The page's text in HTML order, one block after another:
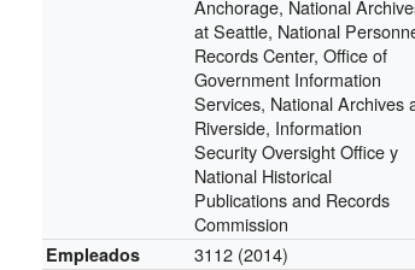
Anchorage, National
at Seattle, National
Records Center, Office of
Government Information
Services, National Archives
Riverside, Information
Security Oversight Office y
National Historical
Publications and Records
Commission
Empleados 3112 (2014)